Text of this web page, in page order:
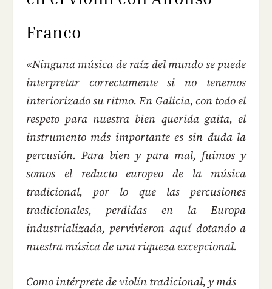
Franco
«Ninguna música de raíz del mundo se puede
interpretar correctamente si no tenemos
interiorizado su ritmo. En Galicia, con todo el
respeto para nuestra bien querida gaita, el
instrumento más importante es sin duda la
percusión. Para bien y para mal, fuimos y
somos el reducto europeo de la música
tradicional, por lo que las percusiones
tradicionales, perdidas en la Europa
industrializada, pervivieron aquí dotando a
nuestra música de una riqueza excepcional.
Como intérprete de violín tradicional, y más